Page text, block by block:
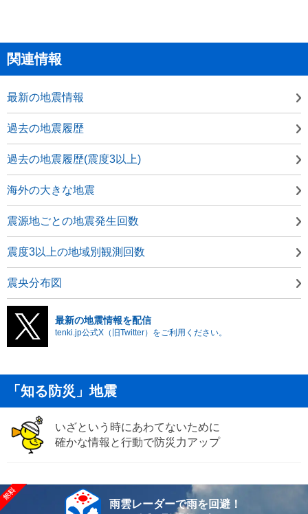
関連情報
最新の地震情報
過去の地震履歴
過去の地震履歴(震度3以上)
海外の大きな地震
震源地ごとの地震発生回数
震度3以上の地域別観測回数
震央分布図
最新の地震情報を配信
tenki.jp公式X（旧Twitter）をご利用ください。
「知る防災」地震
いざという時にあわてないために
確かな情報と行動で防災力アップ
雨雲レーダーで雨を回避！